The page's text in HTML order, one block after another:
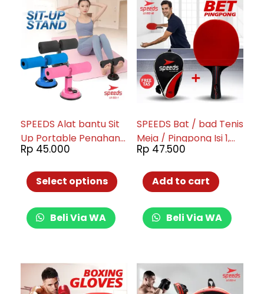
SPEEDS Alat bantu Sit
Up Portable Penahan
Kaki Sit Up Stand
Rp 45.000
Select options
Beli Via WA
SPEEDS Bat / bad Tenis
Meja / Pingpong Isi 1,
Barang bagus, Karet,
Rp47.500
Add to cart
Beli Via WA